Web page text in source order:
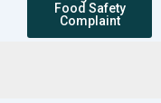
Food Safety
Complaint